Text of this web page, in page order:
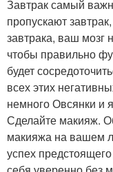
Завтрак самый
пропускают
завтрака, ваш мозг
чтобы правильно
будет
всех этих
немного Овсянки и
Сделайте макияж.
макияжа на вашем
успех